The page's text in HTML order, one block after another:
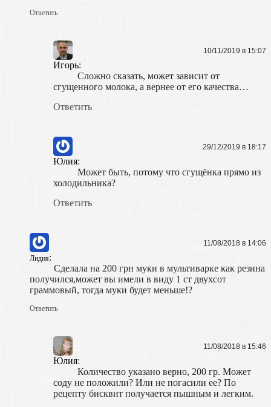
Ответить
Игорь:
10/11/2019 в 15:07
Сложно сказать, может зависит от
сгущенного молока, а вернее от его качества…
Ответить
Юлия:
29/12/2019 в 18:17
Может быть, потому что сгущёнка прямо из
холодильника?
Ответить
Лидия:
11/08/2018 в 14:06
Сделала на 200 грн муки в мультиварке как резина
получился,может вы имели в виду 1 ст двухсот
граммовый, тогда муки будет меньше!?
Ответить
Юлия:
11/08/2018 в 15:46
Количество указано верно, 200 гр. Может
соду не положили? Или не погасили ее? По
рецепту бисквит получается пышным и легким.